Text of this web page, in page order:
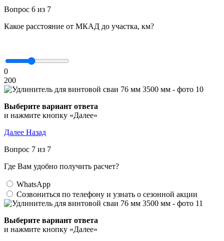
Вопрос 6 из 7
Какое расстояние от МКАД до участка, км?
0
200
Выберите вариант ответа
и нажмите кнопку «Далее»
Далее Назад
Вопрос 7 из 7
Где Вам удобно получить расчет?
WhatsApp
Созвониться по телефону и узнать о сезонной акции
Выберите вариант ответа
и нажмите кнопку «Далее»